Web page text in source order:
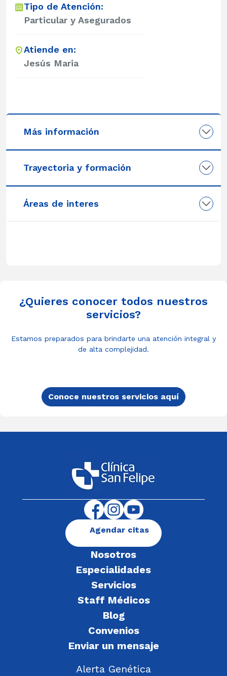
Tipo de Atención:
Particular y Asegurados
Atiende en:
Jesús Maria
Más información
Trayectoria y formación
Áreas de interes
¿Quieres conocer todos nuestros
servicios?
Estamos preparados para brindarte una atención integral y
de alta complejidad.
Conoce nuestros servicios aquí
Nosotros
Especialidades
Servicios
Staff Médicos
Blog
Convenios
Enviar un mensaje
Alerta Genética
Agendar citas